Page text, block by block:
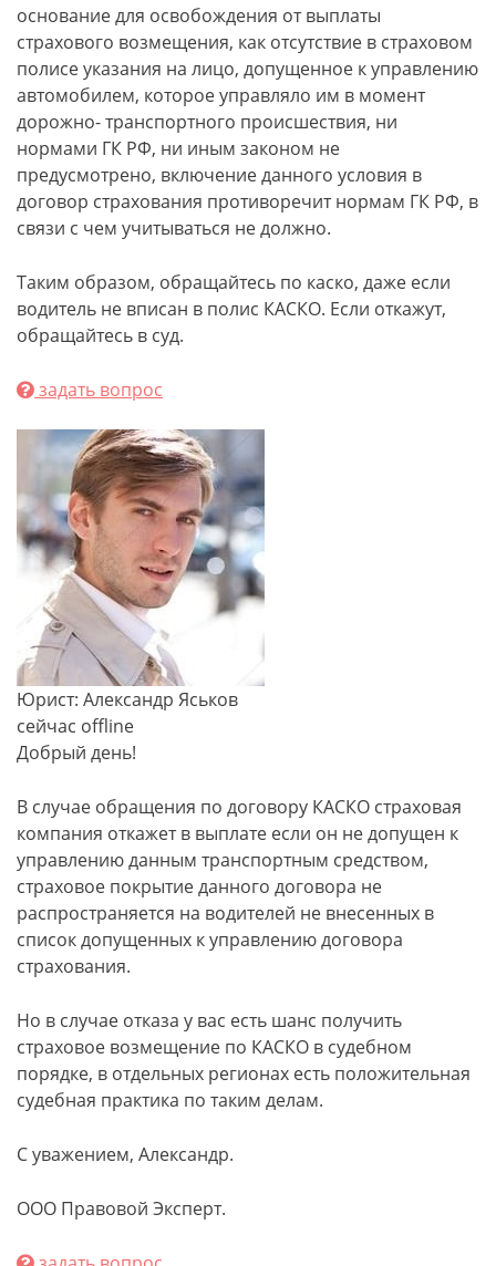
основание для освобождения от выплаты
страхового возмещения, как отсутствие в страховом
полисе указания на лицо, допущенное к управлению
автомобилем, которое управляло им в момент
дорожно- транспортного происшествия, ни
нормами ГК РФ, ни иным законом не
предусмотрено, включение данного условия в
договор страхования противоречит нормам ГК РФ, в
связи с чем учитываться не должно.
Таким образом, обращайтесь по каско, даже если
водитель не вписан в полис КАСКО. Если откажут,
обращайтесь в суд.
задать вопрос
Юрист: Александр Яськов
сейчас offline
Добрый день!
В случае обращения по договору КАСКО страховая
компания откажет в выплате если он не допущен к
управлению данным транспортным средством,
страховое покрытие данного договора не
распространяется на водителей не внесенных в
список допущенных к управлению договора
страхования.
Но в случае отказа у вас есть шанс получить
страховое возмещение по КАСКО в судебном
порядке, в отдельных регионах есть положительная
судебная практика по таким делам.
С уважением, Александр.
ООО Правовой Эксперт.